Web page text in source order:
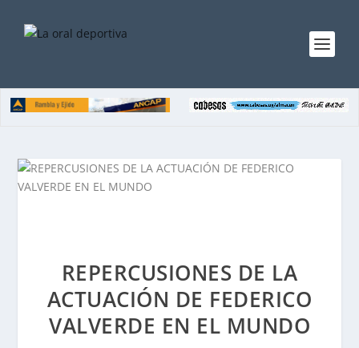
REPERCUSIONES DE LA
ACTUACIÓN DE FEDERICO
VALVERDE EN EL MUNDO